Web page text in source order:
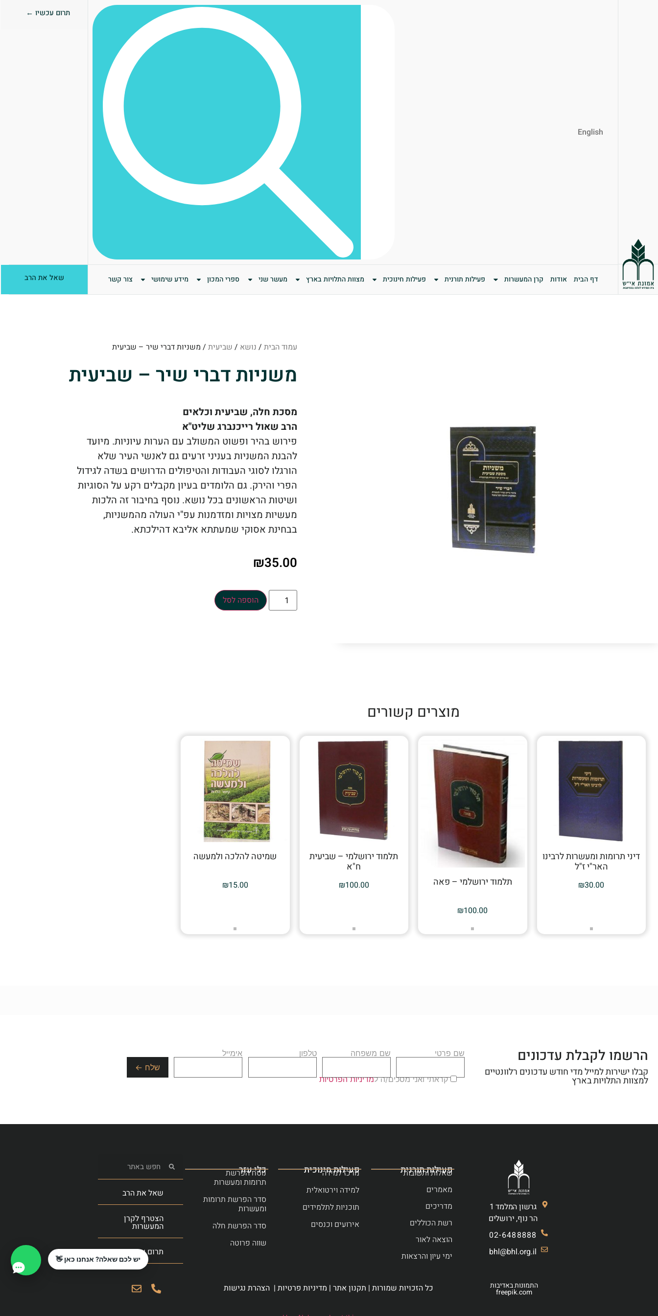
English
תרום עכשיו ←
דף הבית אודות קרן המעשרות פעילות תורנית פעילות חינוכית מצוות התלויות בארץ מעשר שני ספרי המכון מידע שימושי צור קשר שאל את הרב
עמוד הבית / נושא / שביעית / משניות דברי שיר – שביעית
משניות דברי שיר – שביעית
מסכת חלה, שביעית וכלאים
הרב שאול רייכנברג שליט"א
פירוש בהיר ופשוט המשולב עם הערות עיוניות. מיועד
להבנת המשניות בעניני זרעים גם לאנשי העיר שלא
הורגלו לסוגי העבודות והטיפולים הדרושים בשדה לגידול
הפרי והירק. גם הלומדים בעיון מקבלים רקע על הסוגיות
ושיטות הראשונים בכל נושא. נוסף בחיבור זה הלכות
מעשיות מצויות ומזדמנות עפ"י העולה מהמשניות,
בבחינת אסוקי שמעתתא אליבא דהילכתא.
₪35.00
הוספה לסל
מוצרים קשורים
דיני תרומות ומעשרות לרבינו
האר"י ז"ל
₪30.00 תלמוד ירושלמי – פאה
₪100.00
תלמוד ירושלמי – שביעית
ח"א
₪100.00
שמיטה להלכה ולמעשה
₪15.00
הרשמו לקבלת עדכונים
קבלו ישירות למייל מדי חודש עדכונים רלוונטיים
למצוות התלויות בארץ
שם פרטי שם משפחה טלפון אימייל
קראתי ואני מסכים/ה למדיניות הפרטיות
גרשון המלמד 1
הר נוף, ירושלים
02-6488888
bhl@bhl.org.il
פעילות תורנית
שאלות ותשובות
מאמרים
מדריכים
רשת הכוללים
הוצאה לאור
ימי עיון והרצאות
פעילות חינוכית
מרכז למידה
למידה וירטואלית
תוכניות לתלמידים
אירועים וכנסים
כלי עזר
נוסח הפרשת
תרומות ומעשרות
סדר הפרשת תרומות
ומעשרות
סדר הפרשת חלה
שווה פרוטה
שאל את הרב
הצטרף לקרן
המעשרות
תרום עכשיו
התמונות באדיבות
freepik.com כל הזכויות שמורות | תקנון אתר| מדיניות פרטיות| הצהרת נגישות
יש לכם שאלה? אנחנו כאן 👋